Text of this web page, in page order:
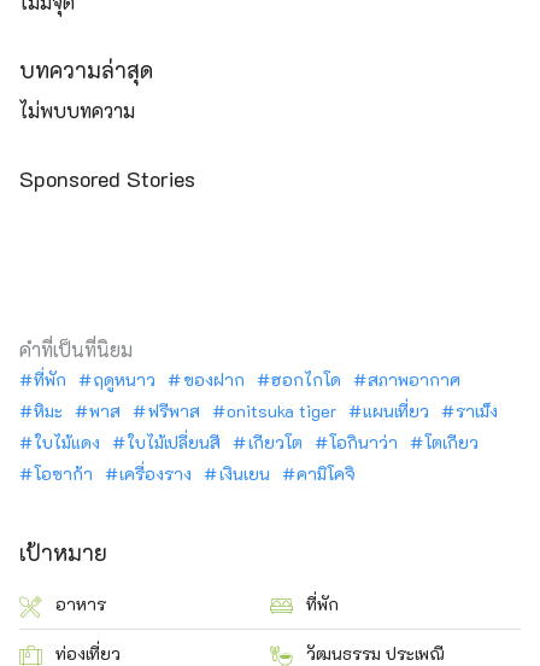
บทความล่าสุด
ไม่พบบทความ
Sponsored Stories
คำที่เป็นที่นิยม
ที่พัก ฤดูหนาว ของฝาก ฮอกไกโด
สภาพอากาศ
หิมะ
พาส ฟรีพาส onitsuka tiger แผนเที่ยว
ราเม็ง
ใบไม้แดง
ใบไม้เปลี่ยนสี เกียวโต โอกินาว่า
โตเกียว
โอซาก้า
เครื่องราง เงินเยน คามิโคจิ
เป้าหมาย
อาหาร ที่พัก
ท่องเที่ยว วัฒนธรรม ประเพณี